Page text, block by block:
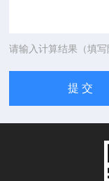
请输入计算结果（填